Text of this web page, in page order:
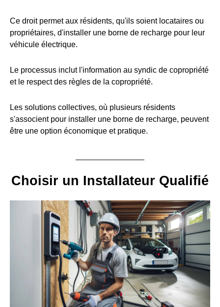
Ce droit permet aux résidents, qu'ils soient locataires ou
propriétaires, d'installer une borne de recharge pour leur
véhicule électrique.
Le processus inclut l'information au syndic de copropriété
et le respect des règles de la copropriété.
Les solutions collectives, où plusieurs résidents
s'associent pour installer une borne de recharge, peuvent
être une option économique et pratique.
Choisir un Installateur Qualifié